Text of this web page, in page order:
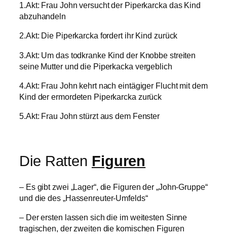
1.Akt: Frau John versucht der Piperkarcka das Kind
abzuhandeln
2.Akt: Die Piperkarcka fordert ihr Kind zurück
3.Akt: Um das todkranke Kind der Knobbe streiten
seine Mutter und die Piperkacka vergeblich
4.Akt: Frau John kehrt nach eintägiger Flucht mit dem
Kind der ermordeten Piperkarcka zurück
5.Akt: Frau John stürzt aus dem Fenster
Die Ratten Figuren
– Es gibt zwei „Lager“, die Figuren der „John-Gruppe“
und die des „Hassenreuter-Umfelds“
– Der ersten lassen sich die im weitesten Sinne
tragischen, der zweiten die komischen Figuren